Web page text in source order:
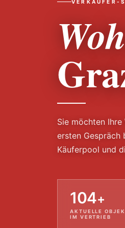
VERKÄUFER-
Sie möchten
ersten Gespräch
Käuferpool und
104+
AKTUELLE
IM VERTRIEB